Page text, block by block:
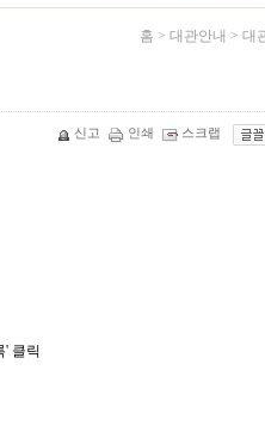
홈 > 대관안내 > 대
신고 인쇄 스크랩
' 클릭